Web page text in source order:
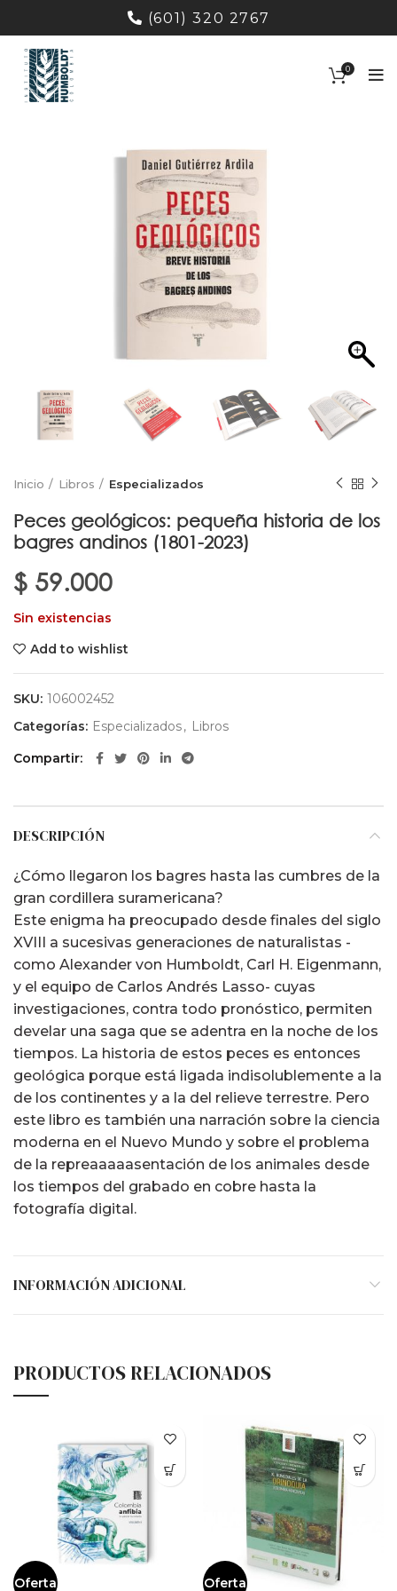
(601) 320 2767
0
Inicio Libros Especializados
Peces geológicos: pequeña historia de los
bagres andinos (1801-2023)
$ 59.000
Sin existencias
Add to wishlist
SKU: 106002452
Categorías: Especializados, Libros
Compartir
DESCRIPCIÓN
¿Cómo llegaron los bagres hasta las cumbres de la
gran cordillera suramericana?
Este enigma ha preocupado desde finales del siglo
XVIII a sucesivas generaciones de naturalistas -
como Alexander von Humboldt, Carl H. Eigenmann,
y el equipo de Carlos Andrés Lasso- cuyas
investigaciones, contra todo pronóstico, permiten
develar una saga que se adentra en la noche de los
tiempos. La historia de estos peces es entonces
geológica porque está ligada indisolublemente a la
de los continentes y a la del relieve terrestre. Pero
este libro es también una narración sobre la ciencia
moderna en el Nuevo Mundo y sobre el problema
de la repreaaaaasentación de los animales desde
los tiempos del grabado en cobre hasta la
fotografía digital.
INFORMACIÓN ADICIONAL
PRODUCTOS RELACIONADOS
Oferta Oferta